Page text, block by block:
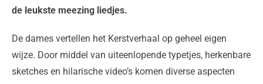
de leukste meezing liedjes.
De dames vertellen het Kerstverhaal op geheel eigen
wijze. Door middel van uiteenlopende typetjes, herkenbare
sketches en hilarische video’s komen diverse aspecten